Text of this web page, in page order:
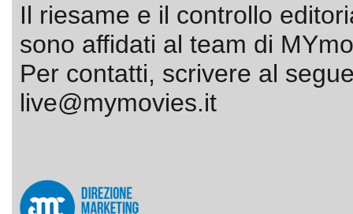
Il riesame e il controllo
sono affidati al team di
Per contatti, scrivere al
live@mymovies.it